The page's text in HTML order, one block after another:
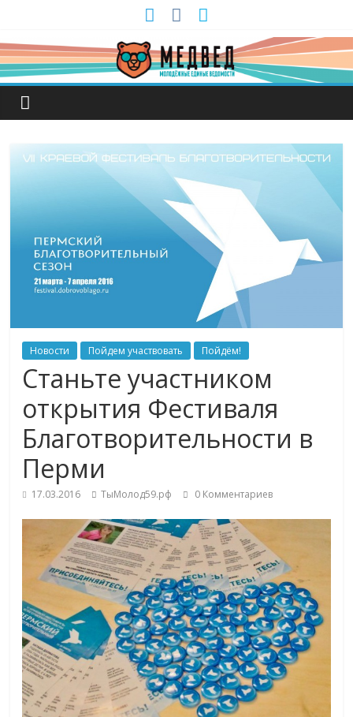
Новости Пойдем участвовать Пойдём!
Станьте участником
открытия Фестиваля
Благотворительности в
Перми
17.03.2016 ТыМолод59.рф 0 Комментариев